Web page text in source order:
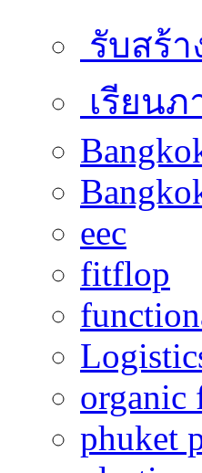
รับสร้า
เรียน
eec
fitflop
organic
phuket